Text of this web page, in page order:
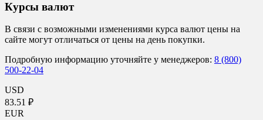
Курсы валют
В связи с возможными изменениями курса валют цены на
сайте могут отличаться от цены на день покупки.
Подробную информацию уточняйте у менеджеров: 8 (800)
500-22-04
USD
83.51 ₽
EUR